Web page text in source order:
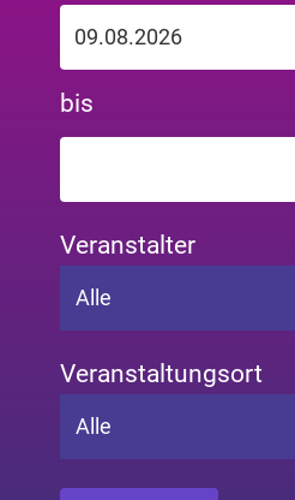
bis
Veranstalter
Alle
Veranstaltungsort
Alle